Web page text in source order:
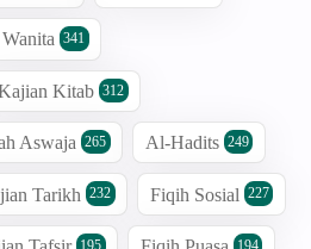
341
Kitab 312
Aswaja 265 Al-Hadits 249
Tarikh 232 Fiqih Sosial 227
195 194